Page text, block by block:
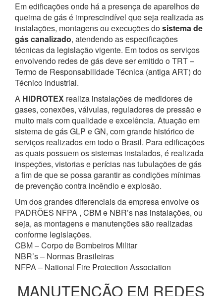
Em edificações onde há a presença de aparelhos de
queima de gás é imprescindível que seja realizada as
instalações, montagens ou execuções dosistema de
gás canalizado, atendendo as especificações
técnicas da legislação vigente. Em todos os serviços
envolvendo redes de gás deve ser emitido o TRT –
Termo de Responsabilidade Técnica (antiga ART) do
Técnico Industrial.
A HIDROTEX realiza instalações de medidores de
gases, conexões, válvulas, reguladores de pressão e
muito mais com qualidade e excelência. Atuação em
sistema de gás GLP e GN, com grande histórico de
serviços realizados em todo o Brasil. Para edificações
as quais possuem os sistemas instalados, é realizada
inspeções, vistorias e perícias nas tubulações de gás
a fim de que se possa garantir as condições mínimas
de prevenção contra incêndio e explosão.
Um dos grandes diferenciais da empresa envolve os
PADRÕES NFPA , CBM e NBR’s nas instalações, ou
seja, as montagens e manutenções são realizadas
conforme legislações.
CBM – Corpo de Bombeiros Militar
NBR’s – Normas Brasileiras
NFPA – National Fire Protection Association
MANUTENÇÃO EM REDES